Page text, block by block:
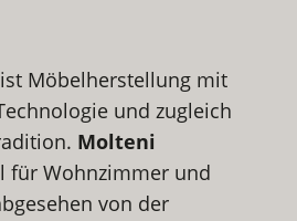
Möbelherstellung mit
und zugleich
Molteni
für Wohnzimmer und
von der